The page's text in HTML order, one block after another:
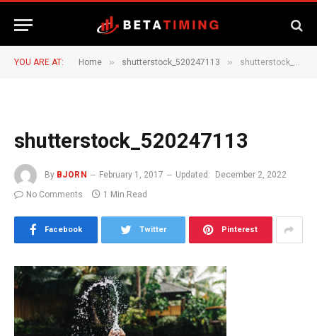
YOU ARE AT: Home » shutterstock_520247113 » shutterstock_520247113
shutterstock_520247113
By BJORN February 1, 2017 Updated:
December 2, 2022
No Comments
1 Min Read
Facebook Twitter Pinterest